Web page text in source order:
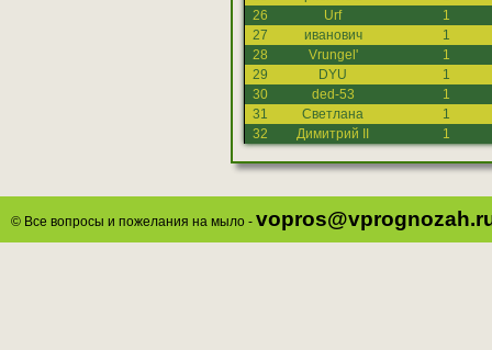
26
Urf
1
27
иванович
1
28
Vrungel'
1
29
DYU
1
30
ded-53
1
31
Светлана
1
32
Димитрий II 1
© Все вопросы и пожелания на мыло -